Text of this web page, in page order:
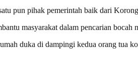
pun pihak pemerintah baik dari
masyarakat dalam pencarian bocah
duka di dampingi kedua orang tua